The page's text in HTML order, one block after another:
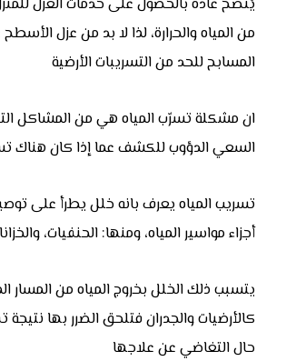
يٌنصح عادةً بالحصول على خدمات العزل
من المياه والحرارة، لذا لا بد من عزل الأسطح
المسابح للحد من التسريبات الأرضية
ان مشكلة تسرّب المياه هي من المشاكل
السعي الدؤوب للكشف عما إذا كان هناك
تسريب المياه يعرف بانه خلل يطرأ على
أجزاء مواسير المياه، ومنها: الحنفيات،
يتسبب ذلك الخلل بخروج المياه من المسار
كالأرضيات والجدران فتلحق الضرر بها
حال التغاضي عن علاجها